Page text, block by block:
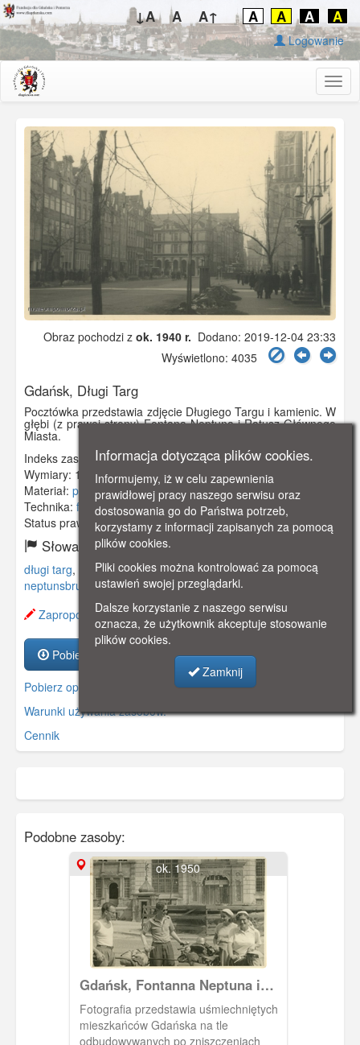
↓A A A↑ A A A A
Logowanie
Obraz pochodzi z ok. 1940 r. Dodano: 2019-12-04 23:33
Wyświetlono: 4035
Gdańsk, Długi Targ
Pocztówka przedstawia zdjęcie Długiego Targu i kamienic. W
głębi (z prawej strony) Fontana Neptuna i Ratusz Głównego
Miasta.
Indeks zasobu:GSP02562
Wymiary: 135 x 84 mm
Materiał: pocztówka
Technika: fotografia czarno-biała
Status prawny:Użycie Niekomercyjne
Słowa kluczowe:
długi targ, fontanna neptuna,fontanna,neptun ,
neptunsbrunnen,ratusz głównego miasta,
Zaproponuj zmianę opisu.
Pobierz zasób
Pobierz opis
Warunki używania zasobów.
Cennik
Podobne zasoby:
ok. 1950
Gdańsk, Fontanna Neptuna i
Dwór Artusa
Fotografia przedstawia uśmiechniętych
mieszkańców Gdańska na tle
odbudowywanych po zniszczeniach
Informacja dotycząca plików cookies.
Informujemy, iż w celu zapewnienia
prawidłowej pracy naszego serwisu oraz
dostosowania go do Państwa potrzeb,
korzystamy z informacji zapisanych za pomocą
plików cookies.
Pliki cookies można kontrolować za pomocą
ustawień swojej przeglądarki.
Dalsze korzystanie z naszego serwisu
oznacza, że użytkownik akceptuje stosowanie
plików cookies.
Zamknij